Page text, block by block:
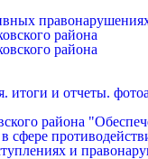
района
района
итоги и отчеты.
района
и